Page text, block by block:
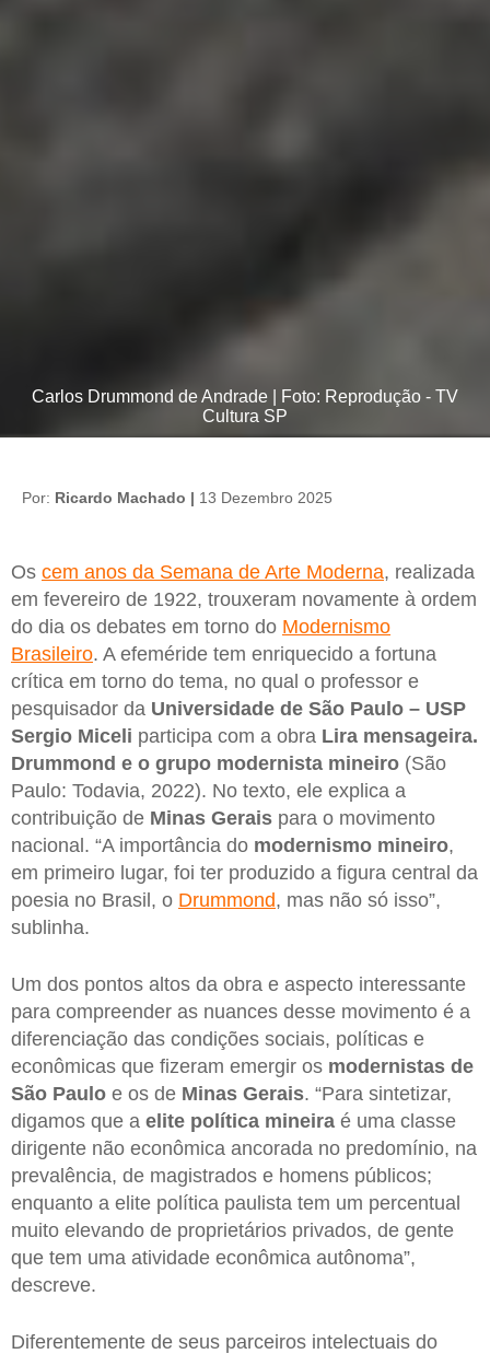
Carlos Drummond de Andrade | Foto: Reprodução - TV
Cultura SP
Por: Ricardo Machado | 13 Dezembro 2025
Os cem anos da Semana de Arte Moderna, realizada
em fevereiro de 1922, trouxeram novamente à ordem
do dia os debates em torno do Modernismo
Brasileiro. A efeméride tem enriquecido a fortuna
crítica em torno do tema, no qual o professor e
pesquisador da Universidade de São Paulo – USP
Sergio Miceli participa com a obra Lira mensageira.
Drummond e o grupo modernista mineiro (São
Paulo: Todavia, 2022). No texto, ele explica a
contribuição de Minas Gerais para o movimento
nacional. “A importância do modernismo mineiro,
em primeiro lugar, foi ter produzido a figura central da
poesia no Brasil, o Drummond, mas não só isso”,
sublinha.
Um dos pontos altos da obra e aspecto interessante
para compreender as nuances desse movimento é a
diferenciação das condições sociais, políticas e
econômicas que fizeram emergir os modernistas de
São Paulo e os de Minas Gerais. “Para sintetizar,
digamos que a elite política mineira é uma classe
dirigente não econômica ancorada no predomínio, na
prevalência, de magistrados e homens públicos;
enquanto a elite política paulista tem um percentual
muito elevando de proprietários privados, de gente
que tem uma atividade econômica autônoma”,
descreve.
Diferentemente de seus parceiros intelectuais do